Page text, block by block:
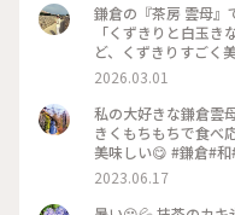
鎌倉の『茶房 雲母』
「くずきりと白玉
ど、くずきりすごく
ます。 1時間待ちを
た。 梅の見える特等
30分弱かかったので
んでも食べたいクオリティ。 #神奈川#鎌倉#
もちずき#Ayuのお
2026.03.01
私の大好きな鎌倉雲
きくもちもちで食べ
美味しい😋 #鎌倉#
雲母
2023.06.17